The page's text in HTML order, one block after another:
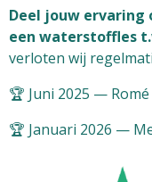
Deel jouw ervaring
een waterstoffles
verloten wij
🏆 Juni 2025 — Romé
🏆 Januari 2026 —